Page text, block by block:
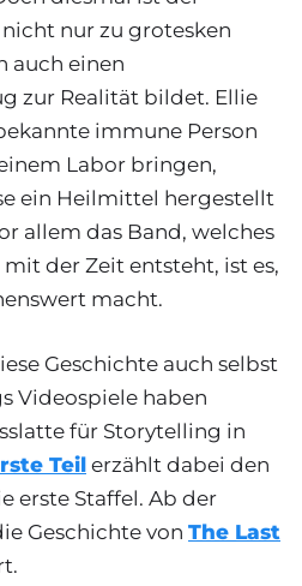
nur zu grotesken
auch einen
zur Realität bildet. Ellie
immune Person
Labor bringen,
ein Heilmittel hergestellt
allem das Band, welches
der Zeit entsteht, ist es,
macht.
Geschichte auch selbst
Videospiele haben
für Storytelling in
Teilerzählt dabei den
erste Staffel. Ab der
Geschichte von The Last